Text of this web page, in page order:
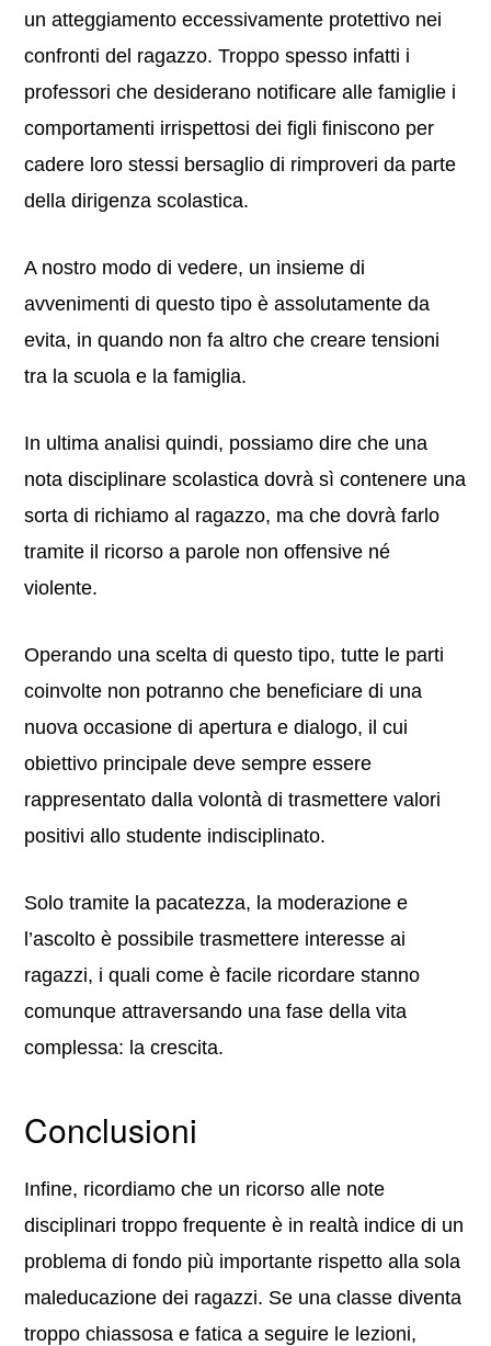
un atteggiamento eccessivamente protettivo nei
confronti del ragazzo. Troppo spesso infatti i
professori che desiderano notificare alle famiglie i
comportamenti irrispettosi dei figli finiscono per
cadere loro stessi bersaglio di rimproveri da parte
della dirigenza scolastica.
A nostro modo di vedere, un insieme di
avvenimenti di questo tipo è assolutamente da
evita, in quando non fa altro che creare tensioni
tra la scuola e la famiglia.
In ultima analisi quindi, possiamo dire che una
nota disciplinare scolastica dovrà sì contenere una
sorta di richiamo al ragazzo, ma che dovrà farlo
tramite il ricorso a parole non offensive né
violente.
Operando una scelta di questo tipo, tutte le parti
coinvolte non potranno che beneficiare di una
nuova occasione di apertura e dialogo, il cui
obiettivo principale deve sempre essere
rappresentato dalla volontà di trasmettere valori
positivi allo studente indisciplinato.
Solo tramite la pacatezza, la moderazione e
l’ascolto è possibile trasmettere interesse ai
ragazzi, i quali come è facile ricordare stanno
comunque attraversando una fase della vita
complessa: la crescita.
Conclusioni
Infine, ricordiamo che un ricorso alle note
disciplinari troppo frequente è in realtà indice di un
problema di fondo più importante rispetto alla sola
maleducazione dei ragazzi. Se una classe diventa
troppo chiassosa e fatica a seguire le lezioni,